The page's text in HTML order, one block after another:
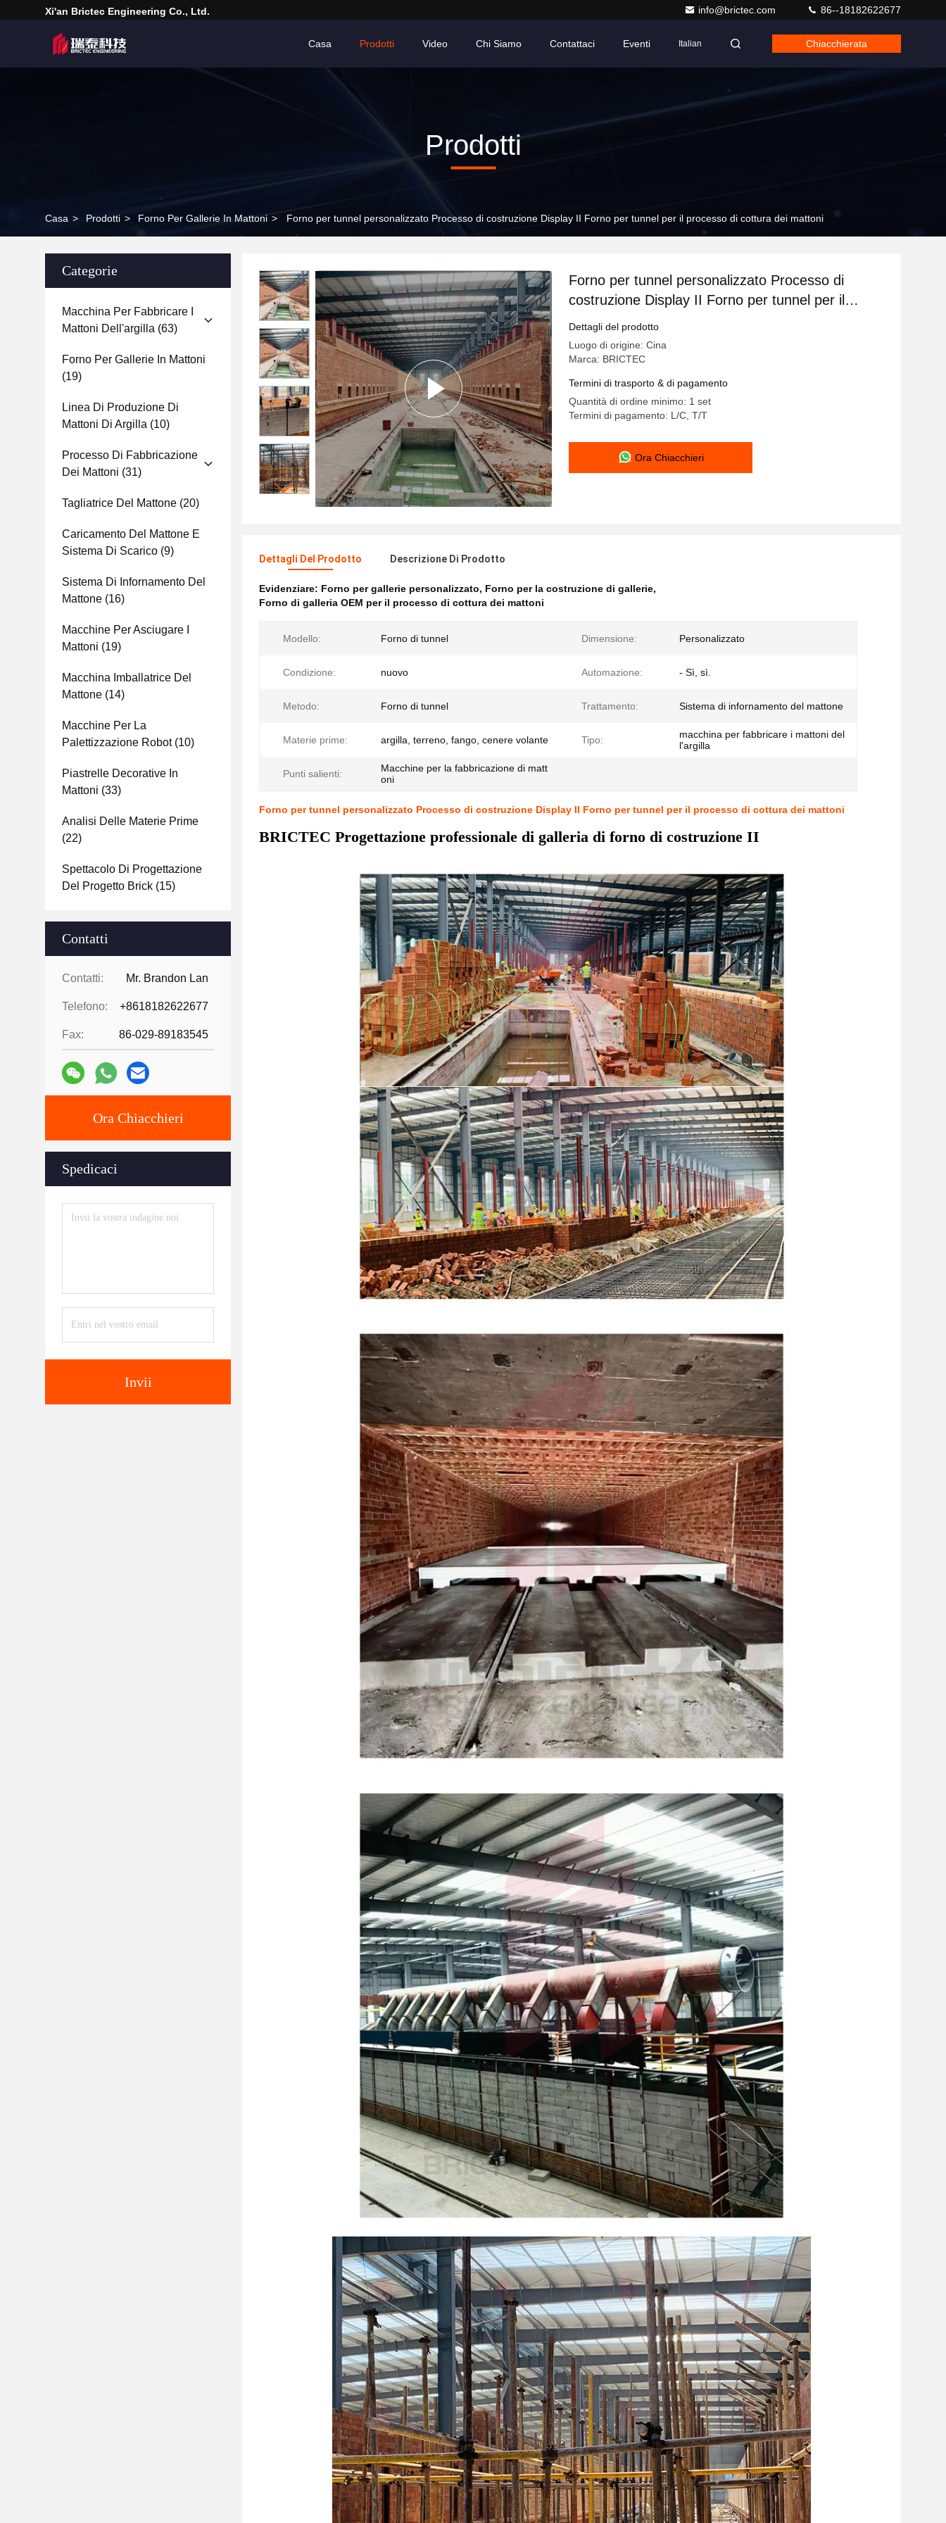
Xi'an Brictec Engineering Co., Ltd. info@brictec.com 86--18182622677
Casa Prodotti Video Chi Siamo Contattaci Eventi Italian Chiacchierata
Prodotti
Casa > Prodotti > Forno Per Gallerie In Mattoni > Forno per tunnel personalizzato Processo di costruzione Display II Forno per tunnel per il processo di cottura dei mattoni
Categorie
Macchina Per Fabbricare I
Mattoni Dell'argilla (63)
Forno Per Gallerie In Mattoni
(19)
Linea Di Produzione Di
Mattoni Di Argilla (10)
Processo Di Fabbricazione
Dei Mattoni (31)
Tagliatrice Del Mattone (20)
Caricamento Del Mattone E
Sistema Di Scarico (9)
Sistema Di Infornamento Del
Mattone (16)
Macchine Per Asciugare I
Mattoni (19)
Macchina Imballatrice Del
Mattone (14)
Macchine Per La
Palettizzazione Robot(10)
Piastrelle Decorative In
Mattoni (33)
Analisi Delle Materie Prime
(22)
Spettacolo Di Progettazione
Del Progetto Brick (15)
Contatti
Contatti: Mr. Brandon Lan
Telefono: +8618182622677
Fax: 86-029-89183545
Ora Chiacchieri
Spedicaci
Invii
Forno per tunnel personalizzato Processo di
costruzione Display II Forno per tunnel per il
processo di cottura dei mattoni
Dettagli del prodotto
Luogo di origine: Cina
Marca: BRICTEC
Termini di trasporto & di pagamento
Quantità di ordine minimo: 1 set
Termini di pagamento: L/C, T/T
Ora Chiacchieri
Dettagli Del Prodotto Descrizione Di Prodotto
Evidenziare: Forno per gallerie personalizzato, Forno per la costruzione di gallerie,
Forno di galleria OEM per il processo di cottura dei mattoni
Modello: Forno di tunnel Dimensione: Personalizzato
Condizione: nuovo Automazione: - Sì, sì.
Metodo: Forno di tunnel Trattamento: Sistema di infornamento del mattone
Materie prime: argilla, terreno, fango, cenere volante Tipo:
macchina per fabbricare i mattoni del
l'argilla
Punti salienti:
Macchine per la fabbricazione di matt
oni
Forno per tunnel personalizzato Processo di costruzione Display II Forno per tunnel per il processo di cottura dei mattoni
BRICTEC Progettazione professionale di galleria di forno di costruzione II